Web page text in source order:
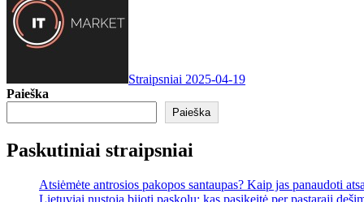
Straipsniai 2025-04-19
Paieška
Paieška
Paskutiniai straipsniai
Atsiėmėte antrosios pakopos santaupas? Kaip jas panaudoti
Lietuviai nustoja bijoti paskolų: kas pasikeitė per pastarąjį